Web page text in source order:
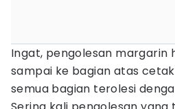
Ingat, pengolesan margarin
sampai ke bagian atas
semua bagian terolesi